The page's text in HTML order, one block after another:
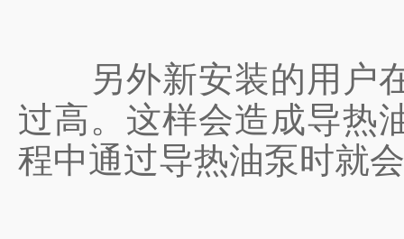
另外新安装的用户在
过高。这样会造成导热
程中通过导热油泵时就